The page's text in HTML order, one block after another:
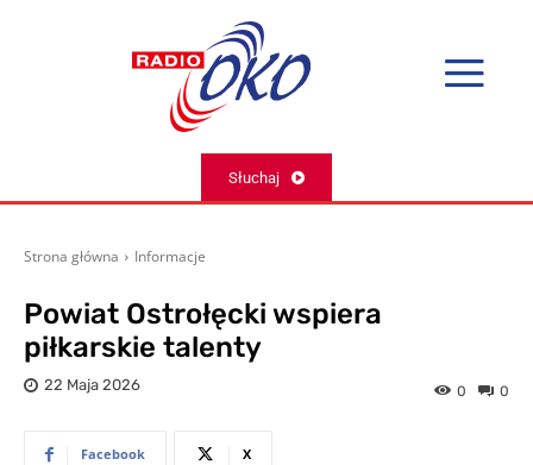
Słuchaj
Strona główna Informacje
Powiat Ostrołęcki wspiera
piłkarskie talenty
22 Maja 2026 0
0
Facebook X